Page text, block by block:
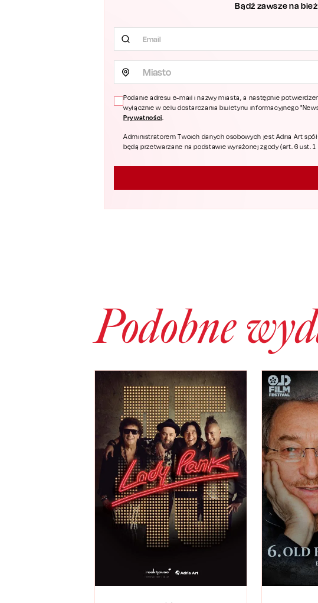
Bądź zawsze na
Miasto
Podanie adresu e-mail i nazwy miasta, a następnie
wyłącznie w celu dostarczania biuletynu informacyjnego
Prywatności.
Administratorem Twoich danych osobowych jest Adria Art
będą przetwarzane na podstawie wyrażonej zgody (art. 6 ust.
Podobne